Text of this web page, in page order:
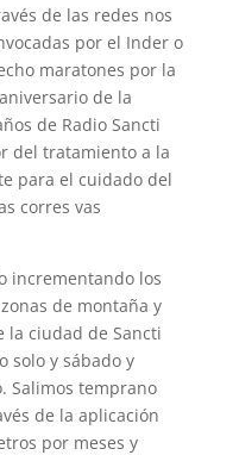
de las redes nos
por el Inder o
maratones por la
de la
de Radio Sancti
del tratamiento a la
para el cuidado del
corres vas
incrementando los
de montaña y
la ciudad de Sancti
solo y sábado y
Salimos temprano
de la aplicación
por meses y